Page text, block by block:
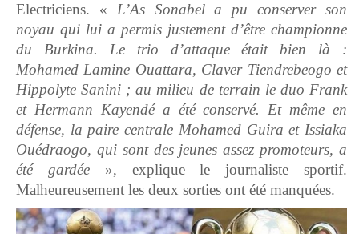
Electriciens. « L’As Sonabel a pu conserver son
noyau qui lui a permis justement d’être championne
du Burkina. Le trio d’attaque était bien là :
Mohamed Lamine Ouattara, Claver Tiendrebeogo et
Hippolyte Sanini ; au milieu de terrain le duo Frank
et Hermann Kayendé a été conservé. Et même en
défense, la paire centrale Mohamed Guira et Issiaka
Ouédraogo, qui sont des jeunes assez promoteurs, a
été gardée», explique le journaliste sportif.
Malheureusement les deux sorties ont été manquées.